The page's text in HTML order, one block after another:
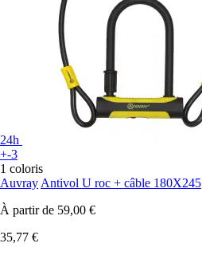
24h
+-3
1 coloris
Auvray Antivol U roc + câble 180X245
À partir de 59,00 €
35,77 €